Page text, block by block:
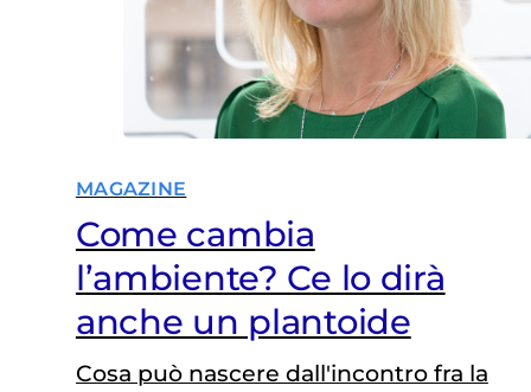
MAGAZINE
Come cambia
l’ambiente? Ce lo dirà
anche un plantoide
Cosa può nascere dall'incontro fra la